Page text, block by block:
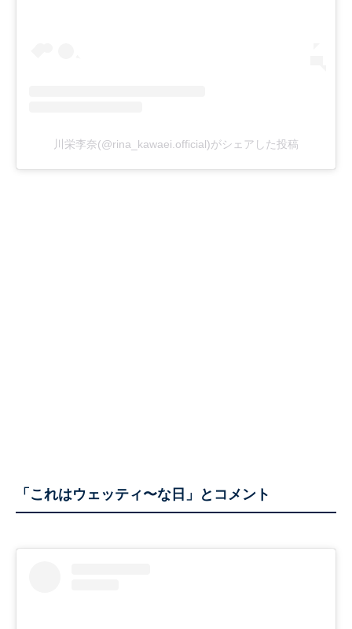
川栄李奈(@rina_kawaei.official)がシェアした投稿
「これはウェッティ〜な日」とコメント